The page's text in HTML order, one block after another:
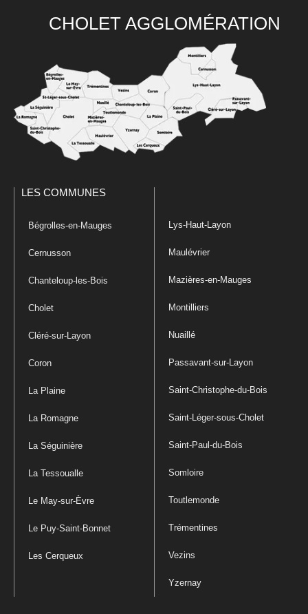
CHOLET AGGLOMÉRATION
LES COMMUNES
Bégrolles-en-Mauges
Cernusson
Chanteloup-les-Bois
Cholet
Cléré-sur-Layon
Coron
La Plaine
La Romagne
La Séguinière
La Tessoualle
Le May-sur-Èvre
Le Puy-Saint-Bonnet
Les Cerqueux
Lys-Haut-Layon
Maulévrier
Mazières-en-Mauges
Montilliers
Nuaillé
Passavant-sur-Layon
Saint-Christophe-du-Bois
Saint-Léger-sous-Cholet
Saint-Paul-du-Bois
Somloire
Toutlemonde
Trémentines
Vezins
Yzernay